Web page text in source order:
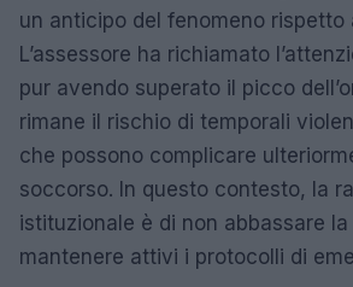
un anticipo del fenomeno rispetto
L’assessore ha richiamato
pur avendo superato il picco
rimane il rischio di temporali
che possono complicare
soccorso. In questo contesto, la
istituzionale è di non abbassare
mantenere attivi i protocolli di